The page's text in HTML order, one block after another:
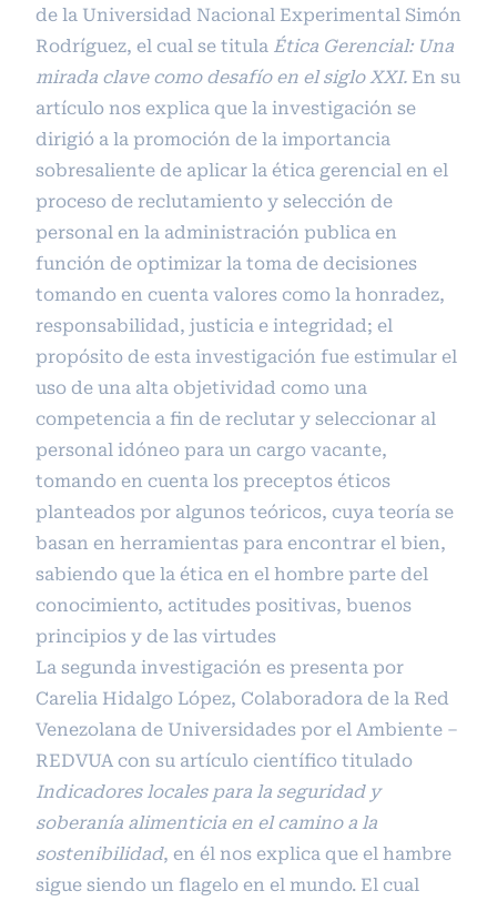
de la Universidad Nacional Experimental Simón
Rodríguez, el cual se titula Ética Gerencial: Una
mirada clave como desafío en el siglo XXI. En su
artículo nos explica que la investigación se
dirigió a la promoción de la importancia
sobresaliente de aplicar la ética gerencial en el
proceso de reclutamiento y selección de
personal en la administración publica en
función de optimizar la toma de decisiones
tomando en cuenta valores como la honradez,
responsabilidad, justicia e integridad; el
propósito de esta investigación fue estimular el
uso de una alta objetividad como una
competencia a fin de reclutar y seleccionar al
personal idóneo para un cargo vacante,
tomando en cuenta los preceptos éticos
planteados por algunos teóricos, cuya teoría se
basan en herramientas para encontrar el bien,
sabiendo que la ética en el hombre parte del
conocimiento, actitudes positivas, buenos
principios y de las virtudes
La segunda investigación es presenta por
Carelia Hidalgo López, Colaboradora de la Red
Venezolana de Universidades por el Ambiente –
REDVUA con su artículo científico titulado
Indicadores locales para la seguridad y
soberanía alimenticia en el camino a la
sostenibilidad, en él nos explica que el hambre
sigue siendo un flagelo en el mundo. El cual